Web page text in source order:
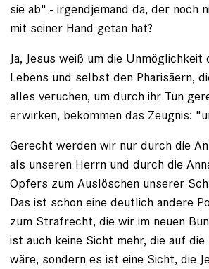
sie ab" - irgendjemand da, der noch
mit seiner Hand getan hat?
Ja, Jesus weiß um die
Lebens und selbst den Pharisäern,
alles veruchen, um durch ihr Tun
erwirken, bekommen das Zeugnis:
Gerecht werden wir nur durch die
als unseren Herrn und durch die
Opfers zum Auslöschen unserer
Das ist schon eine deutlich andere
zum Strafrecht, die wir im neuen
ist auch keine Sicht mehr, die auf
wäre, sondern es ist eine Sicht, die